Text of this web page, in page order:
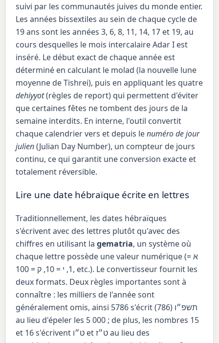
suivi par les communautés juives du monde entier.
Les années bissextiles au sein de chaque cycle de
19 ans sont les années 3, 6, 8, 11, 14, 17 et 19, au
cours desquelles le mois intercalaire Adar I est
inséré. Le début exact de chaque année est
déterminé en calculant le molad (la nouvelle lune
moyenne de Tishrei), puis en appliquant les quatre
dehiyyot(règles de report) qui permettent d'éviter
que certaines fêtes ne tombent des jours de la
semaine interdits. En interne, l'outil convertit
chaque calendrier vers et depuis lenuméro de jour
julien(Julian Day Number), un compteur de jours
continu, ce qui garantit une conversion exacte et
totalement réversible.
Lire une date hébraïque écrite en lettres
Traditionnellement, les dates hébraïques
s'écrivent avec des lettres plutôt qu'avec des
chiffres en utilisant lagematria, un système où
chaque lettre possède une valeur numérique (א =
1, י = 10, ק = 100, etc.). Le convertisseur fournit les
deux formats. Deux règles importantes sont à
connaître : les milliers de l'année sont
généralement omis, ainsi 5786 s'écrit
תשפ״ו
(786)
au lieu d'épeler les 5 000 ; de plus, les nombres 15
et 16 s'écrivent ט״ו etט״זau lieu des